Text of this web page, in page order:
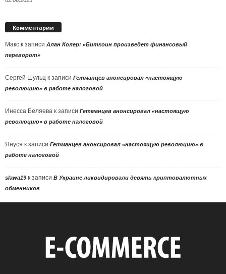
Комментарии
Макс к записи Алан Колер: «Биткоин произведет финансовый
переворот»
Сергей Шульц к записи Гетманцев анонсировал «настоящую
революцию» в работе налоговой
Инесса Беляева к записи Гетманцев анонсировал «настоящую
революцию» в работе налоговой
Януся к записи Гетманцев анонсировал «настоящую революцию» в
работе налоговой
slawa19 к записи В Украине ликвидировали девять криптовалютных
обменников